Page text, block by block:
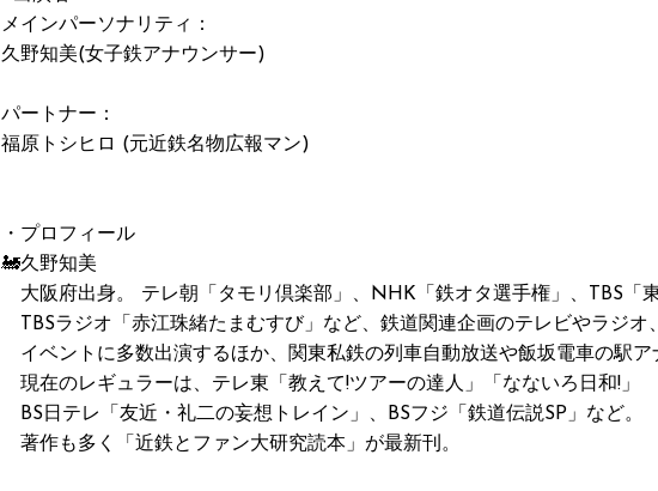
メインパーソナリティ：
久野知美(女子鉄アナウンサー)
パートナー：
福原トシヒロ (元近鉄名物広報マン)
・プロフィール
🚂久野知美
大阪府出身。 テレ朝「タモリ倶楽部」、NHK「鉄オタ選手権」、TBS「東
TBSラジオ「赤江珠緒たまむすび」など、鉄道関連企画のテレビやラジオ、
イベントに多数出演するほか、関東私鉄の列車自動放送や飯坂電車の駅ア
現在のレギュラーは、テレ東「教えて!ツアーの達人」「なないろ日和!」
BS日テレ「友近・礼二の妄想トレイン」、BSフジ「鉄道伝説SP」など。
著作も多く「近鉄とファン大研究読本」が最新刊。